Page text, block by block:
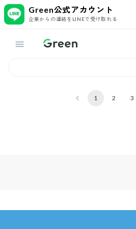
Green公式アカウント
企業からの連絡をLINEで受け取れる
1 2 3